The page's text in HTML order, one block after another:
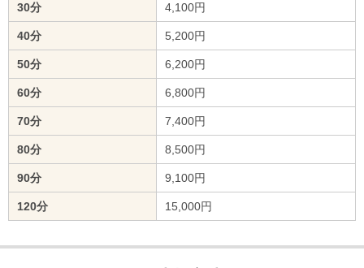
30分 4,100円
40分 5,200円
50分 6,200円
60分 6,800円
70分 7,400円
80分 8,500円
90分 9,100円
120分 15,000円